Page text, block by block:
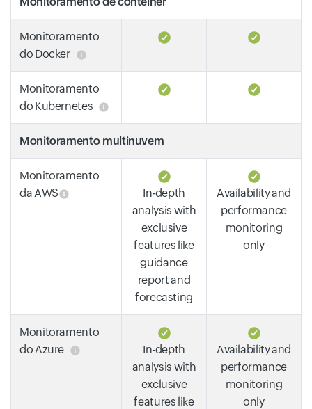
Monitoramento
do Docker
Monitoramento
do Kubernetes
Monitoramento multinuvem
Monitoramento
da AWS
In-depth
analysis with
exclusive
features like
guidance
report and
forecasting
Availability and
performance
monitoring
only
Monitoramento
do Azure
In-depth
analysis with
exclusive
features like
Availability and
performance
monitoring
only